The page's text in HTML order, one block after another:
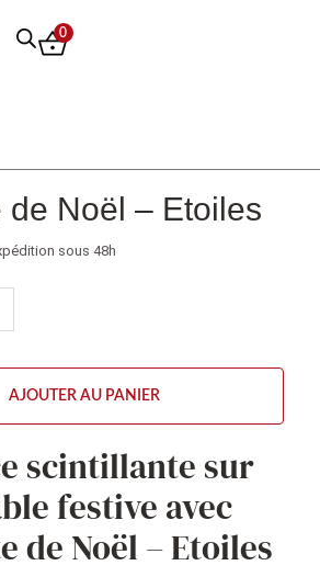
0
de Noël – Etoiles
sous 48h
AJOUTER AU PANIER
scintillante sur
festive avec
de Noël – Etoiles